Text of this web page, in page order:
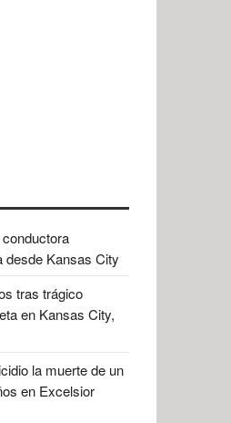
desde Kansas City
tras trágico
en Kansas City,
la muerte de un
en Excelsior